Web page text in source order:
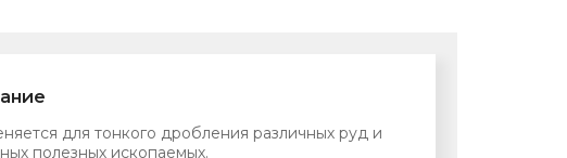
для тонкого дробления различных руд и
полезных ископаемых.